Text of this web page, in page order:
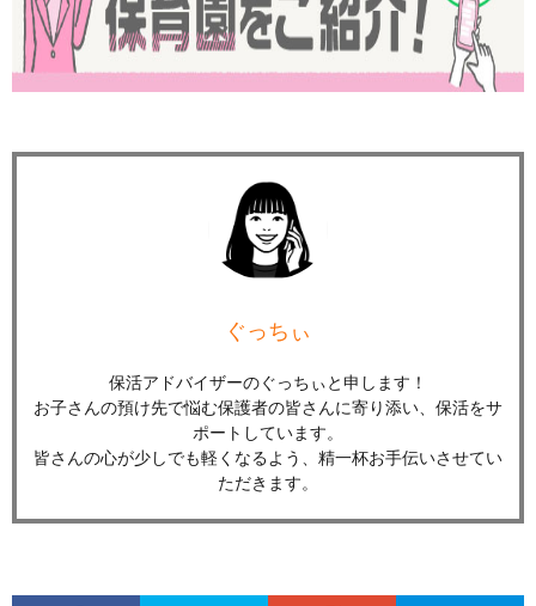
ぐっちぃ
保活アドバイザーのぐっちぃと申します！
お子さんの預け先で悩む保護者の皆さんに寄り添い、保活をサ
ポートしています。
皆さんの心が少しでも軽くなるよう、精一杯お手伝いさせてい
ただきます。